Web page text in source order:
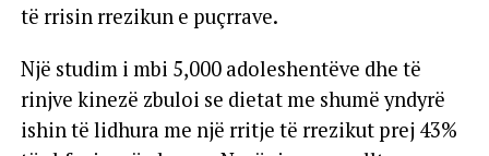
të rrisin rrezikun e puçrrave.
Një studim i mbi 5,000 adoleshentëve dhe të
rinjve kinezë zbuloi se dietat me shumë yndyrë
ishin të lidhura me një rritje të rrezikut prej 43%